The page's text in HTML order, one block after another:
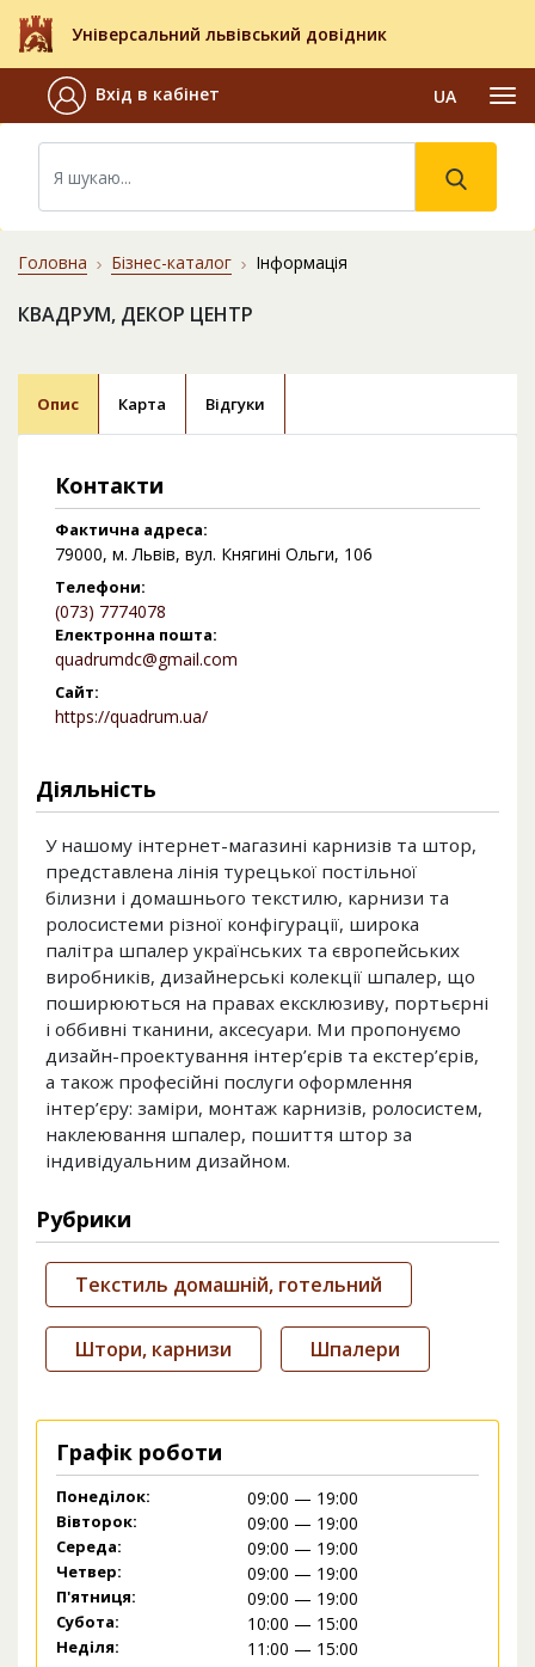
Універсальний львівський довідник
Вхід в кабінет UA
Головна Бізнес-каталог Інформація
КВАДРУМ, ДЕКОР ЦЕНТР
Опис Карта Відгуки
Контакти
Фактична адреса:
79000, м. Львів, вул. Княгині Ольги, 106
Телефони:
(073) 7774078
Електронна пошта:
quadrumdc@gmail.com
Сайт:
https://quadrum.ua/
Діяльність
У нашому інтернет-магазині карнизів та штор,
представлена лінія турецької постільної
білизни і домашнього текстилю, карнизи та
ролосистеми різної конфігурації, широка
палітра шпалер українських та європейських
виробників, дизайнерські колекції шпалер, що
поширюються на правах ексклюзиву, портьєрні
і оббивні тканини, аксесуари. Ми пропонуємо
дизайн-проектування інтер’єрів та екстер’єрів,
а також професійні послуги оформлення
інтер’єру: заміри, монтаж карнизів, ролосистем,
наклеювання шпалер, пошиття штор за
індивідуальним дизайном.
Рубрики
Текстиль домашній, готельний
Штори, карнизи Шпалери
Графік роботи
Понеділок: 09:00 — 19:00
Вівторок: 09:00 — 19:00
Середа: 09:00 — 19:00
Четвер: 09:00 — 19:00
П'ятниця: 09:00 — 19:00
Субота: 10:00 — 15:00
Неділя: 11:00 — 15:00